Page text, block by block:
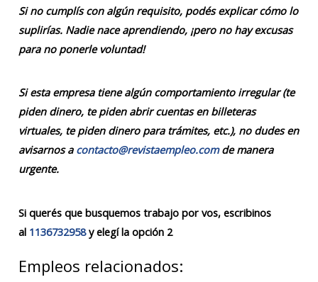
Si no cumplís con algún requisito, podés explicar cómo lo
suplirías. Nadie nace aprendiendo, ¡pero no hay excusas
para no ponerle voluntad!
Si esta empresa tiene algún comportamiento irregular (te
piden dinero, te piden abrir cuentas en billeteras
virtuales, te piden dinero para trámites, etc.), no dudes en
avisarnos a contacto@revistaempleo.comde manera
urgente.
Si querés que busquemos trabajo por vos, escribinos
al 1136732958y elegí la opción 2
Empleos relacionados: